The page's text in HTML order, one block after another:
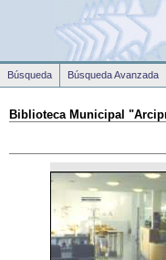
Biblioteca Municipal
Búsqueda Búsqueda Avanzada